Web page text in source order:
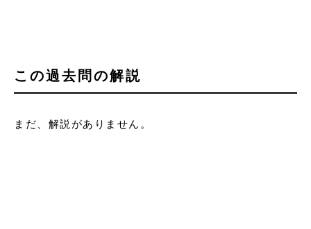
この過去問の解説
まだ、解説がありません。